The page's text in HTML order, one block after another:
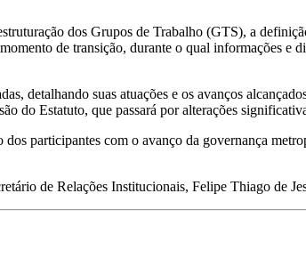
dos Grupos de Trabalho (GTS), a
de transição, durante o qual informações e
detalhando suas atuações e os avanços
do Estatuto, que passará por alterações
participantes com o avanço da governança
de Relações Institucionais, Felipe Thiago de